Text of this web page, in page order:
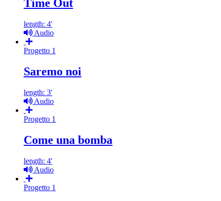
Time Out
length: 4'
Audio
Progetto 1
Saremo noi
length: 3'
Audio
Progetto 1
Come una bomba
length: 4'
Audio
Progetto 1